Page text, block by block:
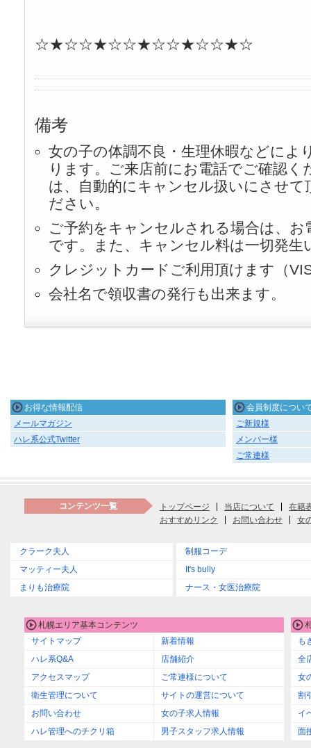
☆★☆☆★☆☆★☆☆★☆☆★☆
備考
女の子の体調不良・生理休暇などによ
ります。ご来店前にお電話でご確認
は、自動的にキャンセル扱いにさせ
ださい。
ご予約をキャンセルされる場合は、
です。また、キャンセル料は一切発生
クレジットカードご利用頂けます（
会社名で領収書の発行も出来ます。
お得な情報配信
メールマガジン
ハレ系公式Twitter
会員制度につい
ご新規様
メンバー様
ご常連様
コンテンツ一覧 トップページ 当店について
在籍
おすすめリンク
お問い合わせ 女
クラーク夫人
マッティー夫人
まりも治療院
制服コーデ
It's bully
ナース・女医治療院
札幌エリア基本コンテンツ
サイトマップ
ハレ系Q&A
アクセスマップ
衛生管理について
お問い合わせ
ハレ管理へのチクリ箱
新着情報
店舗紹介
ご常連様について
サイトの運営について
女の子求人情報
男子スタッフ求人情報
も
全
女
割
イ
面